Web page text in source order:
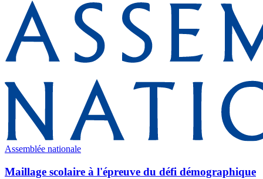
Assemblée nationale
Maillage scolaire à l'épreuve du défi démographique